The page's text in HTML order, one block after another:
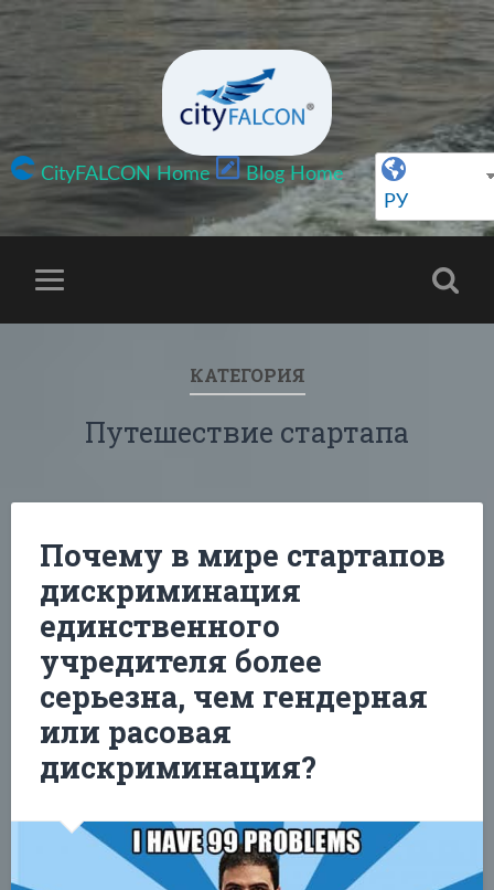
CityFALCON Home
Blog Home
РУ
КАТЕГОРИЯ
Путешествие стартапа
Почему в мире стартапов
дискриминация
единственного
учредителя более
серьезна, чем гендерная
или расовая
дискриминация?